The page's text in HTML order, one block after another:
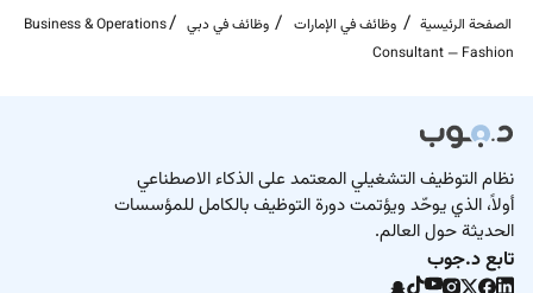
الصفحة الرئيسية وظائف في الإمارات وظائف في دبي
Business & Operations
Consultant — Fashion
نظام التوظيف التشغيلي المعتمد على الذكاء الاصطناعي
أولاً، الذي يوحّد ويؤتمت دورة التوظيف بالكامل للمؤسسات
الحديثة حول العالم.
تابع د.جوب